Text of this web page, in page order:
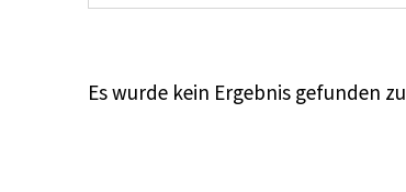
Es wurde kein Ergebnis gefunden zu